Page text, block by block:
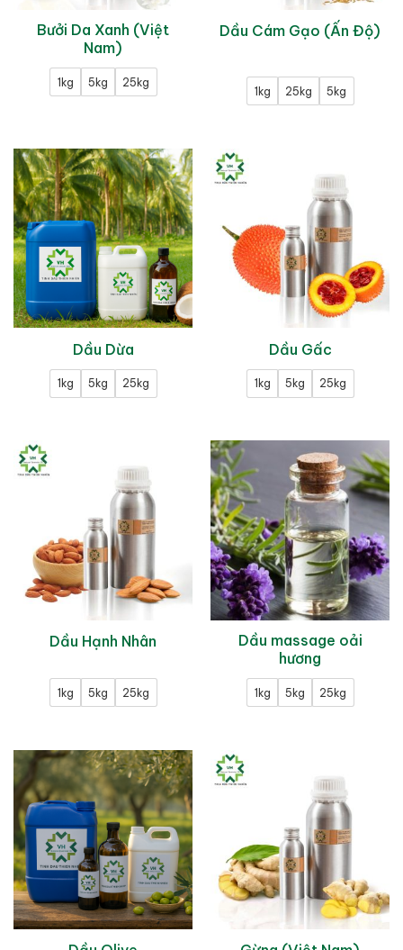
Bưởi Da Xanh (Việt
Nam)
1kg 5kg 25kg
Dầu Cám Gạo (Ấn Độ)
1kg 25kg 5kg
Dầu Dừa
1kg 5kg 25kg
Dầu Gấc
1kg 5kg 25kg
Dầu Hạnh Nhân
1kg 5kg 25kg
Dầu massage oải
hương
1kg 5kg 25kg